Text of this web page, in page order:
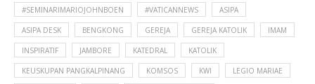
#SEMINARIMARIOJOHNBOEN #VATICANNEWS ASIPA
ASIPA DESK BENGKONG GEREJA GEREJA KATOLIK IMAM
INSPIRATIF JAMBORE KATEDRAL KATOLIK
KEUSKUPAN PANGKALPINANG KOMSOS KWI LEGIO MARIAE